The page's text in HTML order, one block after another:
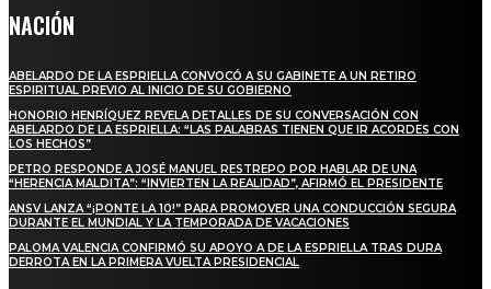
NACIÓN
ABELARDO DE LA ESPRIELLA CONVOCÓ A SU GABINETE A UN RETIRO
ESPIRITUAL PREVIO AL INICIO DE SU GOBIERNO
HONORIO HENRÍQUEZ REVELA DETALLES DE SU CONVERSACIÓN CON
ABELARDO DE LA ESPRIELLA: “LAS PALABRAS TIENEN QUE IR ACORDES CON
LOS HECHOS”
PETRO RESPONDE A JOSÉ MANUEL RESTREPO POR HABLAR DE UNA
“HERENCIA MALDITA”: “INVIERTEN LA REALIDAD”, AFIRMÓ EL PRESIDENTE
ANSV LANZA “¡PONTE LA 10!” PARA PROMOVER UNA CONDUCCIÓN SEGURA
DURANTE EL MUNDIAL Y LA TEMPORADA DE VACACIONES
PALOMA VALENCIA CONFIRMÓ SU APOYO A DE LA ESPRIELLA TRAS DURA
DERROTA EN LA PRIMERA VUELTA PRESIDENCIAL